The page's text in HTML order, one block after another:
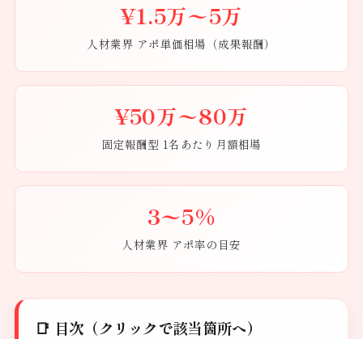
¥1.5万〜5万
人材業界 アポ単価相場（成果報酬）
¥50万〜80万
固定報酬型 1名あたり月額相場
3〜5%
人材業界 アポ率の目安
📑 目次（クリックで該当箇所へ）